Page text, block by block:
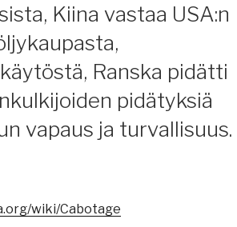
Kiina vastaa USA:n
Ranska pidätti
pidätyksiä
vapaus ja turvallisuus.
wiki/Cabotage